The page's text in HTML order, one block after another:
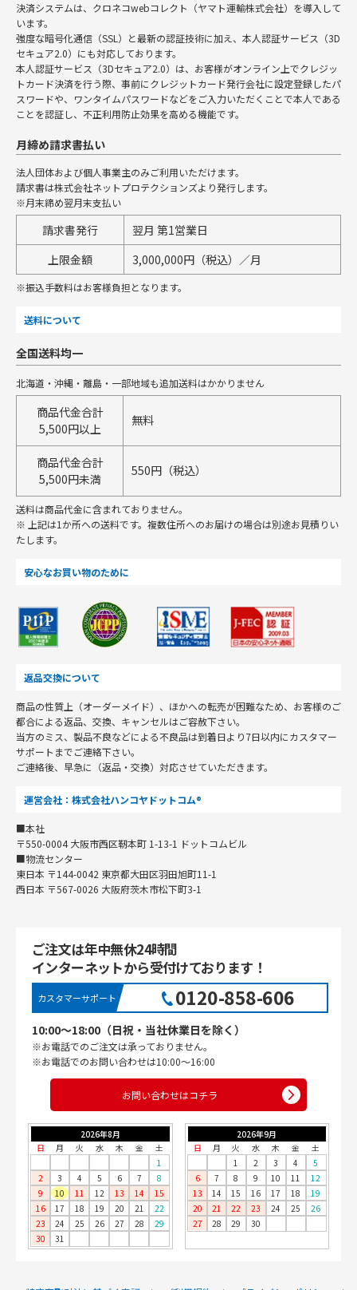
決済システムは、クロネコwebコレクト（ヤマト運輸株式会社）を導入して
います。
強度な暗号化通信（SSL）と最新の認証技術に加え、本人認証サービス（3D
セキュア2.0）にも対応しております。
本人認証サービス（3Dセキュア2.0）は、お客様がオンライン上でクレジッ
トカード決済を行う際、事前にクレジットカード発行会社に設定登録したパ
スワードや、ワンタイムパスワードなどをご入力いただくことで本人である
ことを認証し、不正利用防止効果を高める機能です。
月締め請求書払い
法人団体および個人事業主のみご利用いただけます。
請求書は株式会社ネットプロテクションズより発行します。
※月末締め翌月末支払い
請求書発行
翌月 第1営業日
上限金額
3,000,000円（税込）／月
※振込手数料はお客様負担となります。
送料について
全国送料均一
北海道・沖縄・離島・一部地域も追加送料はかかりません
商品代金合計
5,500円以上
無料
商品代金合計
5,500円未満
550円（税込）
送料は商品代金に含まれておりません。
※ 上記は1か所への送料です。複数住所へのお届けの場合は別途お見積りい
たします。
安心なお買い物のために
返品交換について
商品の性質上（オーダーメイド）、ほかへの転売が困難なため、お客様のご
都合による返品、交換、キャンセルはご容赦下さい。
当方のミス、製品不良などによる不良品は到着日より7日以内にカスタマー
サポートまでご連絡下さい。
ご連絡後、早急に（返品・交換）対応させていただきます。
運営会社：株式会社ハンコヤドットコム®
■本社
〒550-0004 大阪市西区靭本町 1-13-1 ドットコムビル
■物流センター
東日本 〒144-0042 東京都大田区羽田旭町11-1
西日本 〒567-0026 大阪府茨木市松下町3-1
ご注文は年中無休24時間
インターネットから受付けております！
カスタマーサポート 0120-858-606
10:00〜18:00（日祝・当社休業日を除く）
※お電話でのご注文は承っておりません。
※お電話でのお問い合わせは10:00〜16:00
お問い合わせはコチラ
2026年8月
日
月 火 水 木 金
土
1
2
3 4 5 6 7
8
9
10 11 12 13 14
15
16
17 18 19 20 21
22
23
24 25 26 27 28
29
30
31
2026年9月
日
月 火 水 木 金
土
1
2 3 4
5
6
7 8 9 10 11
12
13
14 15 16 17 18
19
20
21 22 23 24 25
26
27
28 29 30